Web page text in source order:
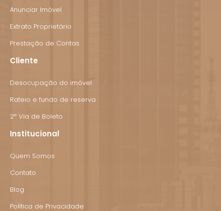
Anunciar Imóvel
Extrato Proprietário
Prestação de Contas
Cliente
Desocupação do imóvel
Rateio e fundo de reserva
2ª Via de Boleto
Institucional
Quem Somos
Contato
Blog
Política de Privacidade